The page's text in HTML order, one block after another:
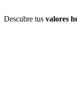
Descubre tus valores